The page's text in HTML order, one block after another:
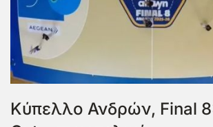
Κύπελλο Ανδρών, Final